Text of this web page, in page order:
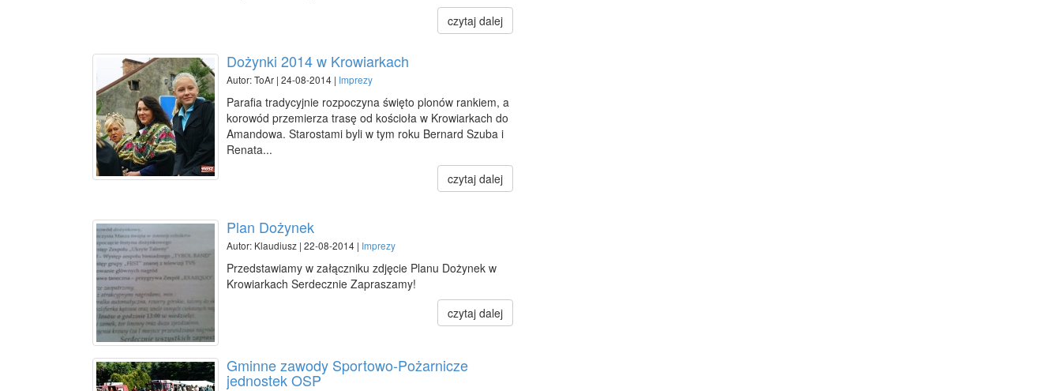
czytaj dalej
Dożynki 2014 w Krowiarkach
Autor: ToAr | 24-08-2014 | Imprezy
Parafia tradycyjnie rozpoczyna święto plonów rankiem, a
korowód przemierza trasę od kościoła w Krowiarkach do
Amandowa. Starostami byli w tym roku Bernard Szuba i
Renata...
czytaj dalej
Plan Dożynek
Autor: Klaudiusz | 22-08-2014 | Imprezy
Przedstawiamy w załączniku zdjęcie Planu Dożynek w
Krowiarkach Serdecznie Zapraszamy!
czytaj dalej
Gminne zawody Sportowo-Pożarnicze
jednostek OSP